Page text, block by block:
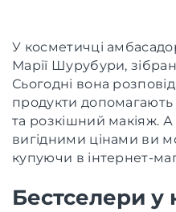
У косметичці
Марії Шурубури,
Сьогодні вона
продукти допомагають
та розкішний макіяж. А
вигідними цінами ви
купуючи в інтернет-
Бестселери у